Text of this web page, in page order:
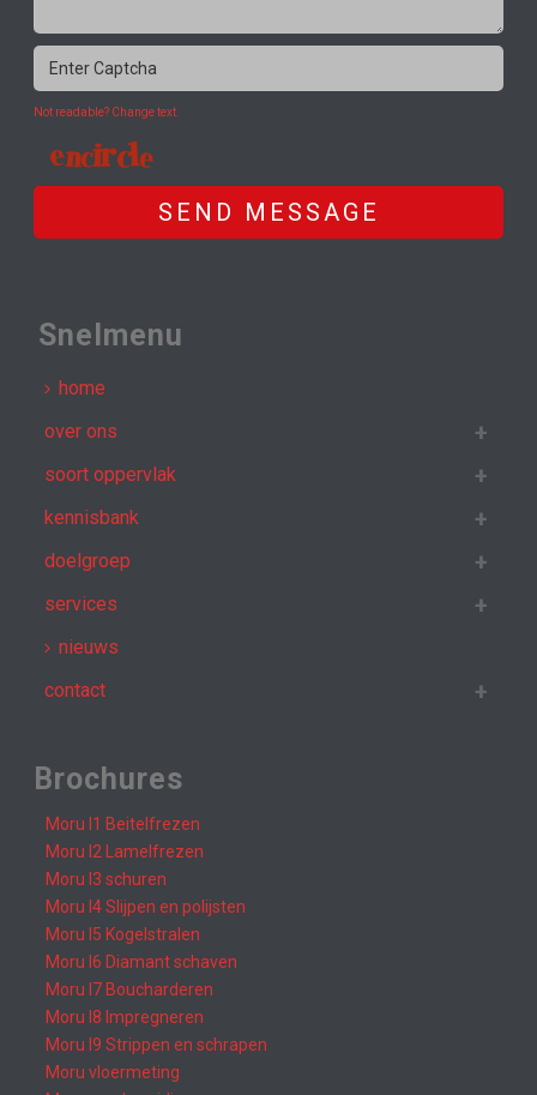
Not readable? Change text.
SEND MESSAGE
Snelmenu
home
over ons
soort oppervlak
kennisbank
doelgroep
services
nieuws
contact
Brochures
Moru I1 Beitelfrezen
Moru I2 Lamelfrezen
Moru I3 schuren
Moru I4 Slijpen en polijsten
Moru I5 Kogelstralen
Moru I6 Diamant schaven
Moru I7 Boucharderen
Moru I8 Impregneren
Moru I9 Strippen en schrapen
Moru vloermeting